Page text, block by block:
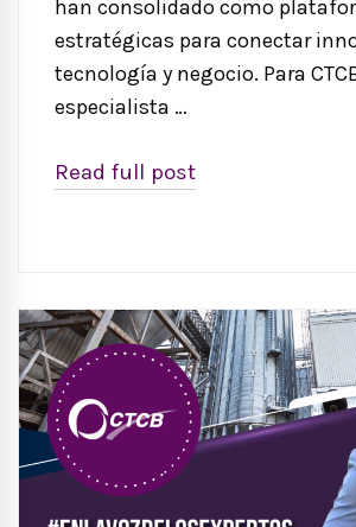
han consolidado como
estratégicas para conectar
tecnología y negocio. Para
especialista …
Read full post